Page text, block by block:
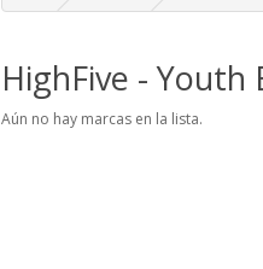
HighFive - Youth
Aún no hay marcas en la lista.